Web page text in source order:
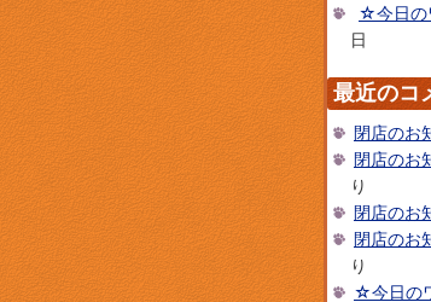
☆今日
日
最近のコ
閉店のお
閉店のお
り
閉店のお
閉店のお
り
☆今日の